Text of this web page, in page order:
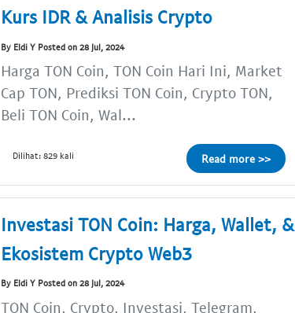
Kurs IDR & Analisis Crypto
By Eldi Y Posted on 28 Jul, 2024
Harga TON Coin, TON Coin Hari Ini, Market
Cap TON, Prediksi TON Coin, Crypto TON,
Beli TON Coin, Wal...
Dilihat: 829 kali Read more >>
Investasi TON Coin: Harga, Wallet, &
Ekosistem Crypto Web3
By Eldi Y Posted on 28 Jul, 2024
TON Coin, Crypto, Investasi, Telegram,